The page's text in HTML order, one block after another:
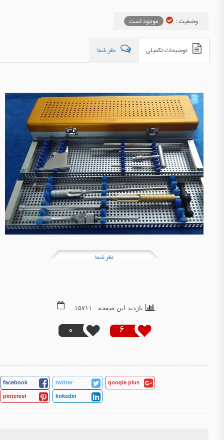
وضعیت : موجود است
توضیحات تکمیلی نظر شما
نظر شما
6
0
بازدید این صفحه : ۱۵۷۱۱
facebook twitter google plus
pinterest linkedin